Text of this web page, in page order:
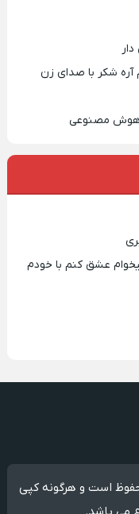
شکر با صدای زن
هوش مصنوعی
عشق کنم با خودم
است و هرگونه کپی